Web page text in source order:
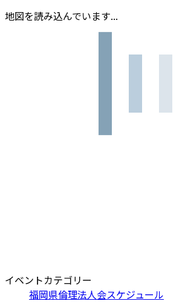
地図を読み込んでいます...
イベントカテゴリー
福岡県倫理法人会スケジュール